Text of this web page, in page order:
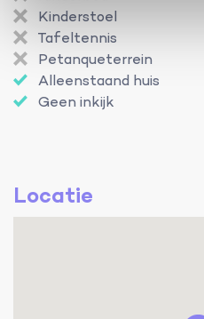
Kinderstoel
Tafeltennis
Petanqueterrein
Alleenstaand huis
Geen inkijk
Locatie